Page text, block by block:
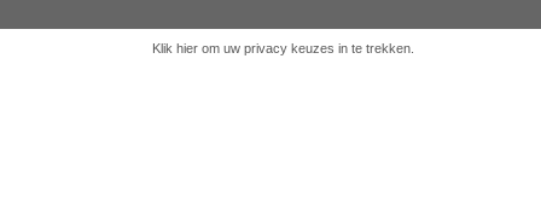
Klik hier om uw privacy keuzes in te trekken.